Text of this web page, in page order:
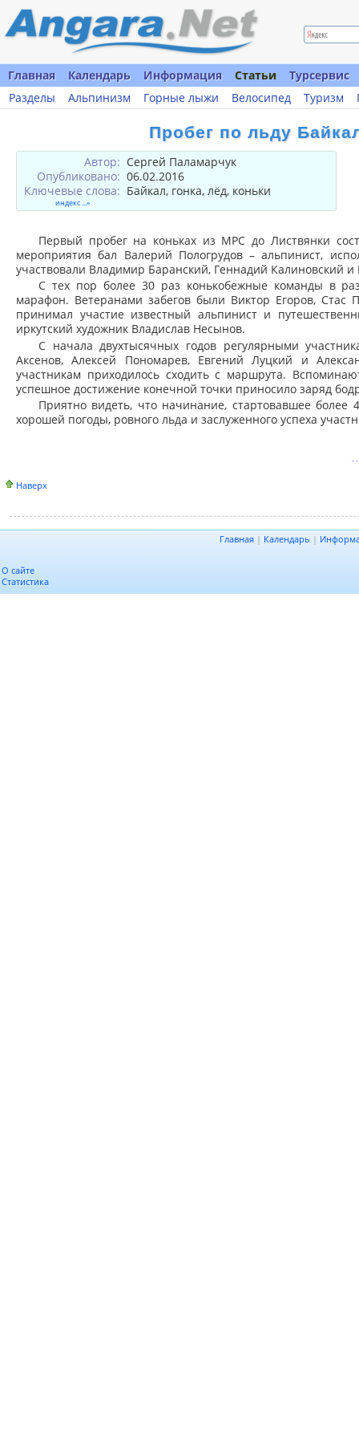
Главная Календарь Информация Статьи
Турсервис
Разделы
Альпинизм Горные лыжи Велосипед Туризм
Пробег по льду
Автор: Сергей Паламарчук
Опубликовано: 06.02.2016
Ключевые слова:
индекс ...»
Байкал, гонка, лёд, коньки
Первый пробег на коньках из МРС до Листвянки
мероприятия бал Валерий Пологрудов – альпинист,
участвовали Владимир Баранский, Геннадий Калиновский
С тех пор более 30 раз конькобежные команды в
марафон. Ветеранами забегов были Виктор Егоров, Стас
принимал участие известный альпинист и
иркутский художник Владислав Несынов.
С начала двухтысячных годов регулярными
Аксенов, Алексей Пономарев, Евгений Луцкий и
участникам приходилось сходить с маршрута.
успешное достижение конечной точки приносило заряд
Приятно видеть, что начинание, стартовавшее
хорошей погоды, ровного льда и заслуженного успеха
Наверх
Главная | Календарь |
О сайте
Статистика